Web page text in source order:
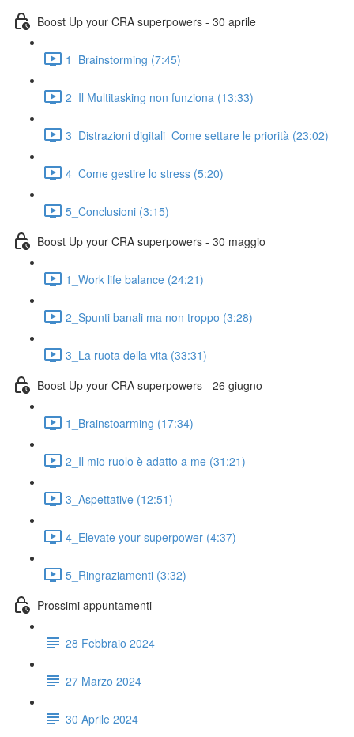
Boost Up your CRA superpowers - 30 aprile
1_Brainstorming (7:45)
2_Il Multitasking non funziona (13:33)
3_Distrazioni digitali_Come settare le priorità (23:02)
4_Come gestire lo stress (5:20)
5_Conclusioni (3:15)
Boost Up your CRA superpowers - 30 maggio
1_Work life balance (24:21)
2_Spunti banali ma non troppo (3:28)
3_La ruota della vita (33:31)
Boost Up your CRA superpowers - 26 giugno
1_Brainstoarming (17:34)
2_Il mio ruolo è adatto a me (31:21)
3_Aspettative (12:51)
4_Elevate your superpower (4:37)
5_Ringraziamenti (3:32)
Prossimi appuntamenti
28 Febbraio 2024
27 Marzo 2024
30 Aprile 2024